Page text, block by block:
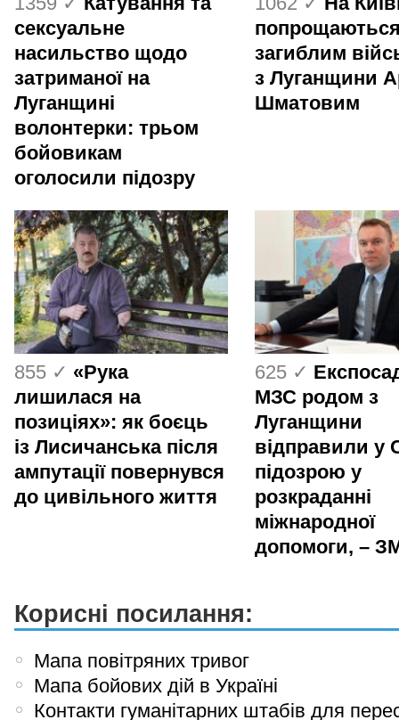
сексуальне
насильство щодо
затриманої на
Луганщині
волонтерки: трьом
бойовикам
оголосили підозру
загиблим
з Луганщини
Шматовим
855 ✓ «Рука
лишилася на
позиціях»: як боєць
із Лисичанська після
ампутації повернувся
до цивільного життя
625 ✓
МЗС родом з
Луганщини
відправили у
підозрою у
розкраданні
міжнародної
допомоги, –
Корисні посилання:
Мапа повітряних тривог
Мапа бойових дій в Україні
Контакти гуманітарних штабів для